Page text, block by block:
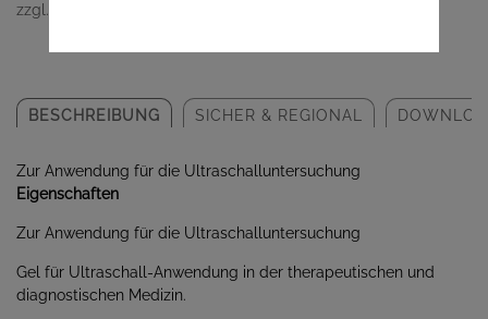
zzgl. Versandkosten
BESCHREIBUNG SICHER & REGIONAL
Zur Anwendung für die Ultraschalluntersuchung
Eigenschaften
Zur Anwendung für die Ultraschalluntersuchung
Gel für Ultraschall-Anwendung in der therapeutischen und
diagnostischen Medizin.